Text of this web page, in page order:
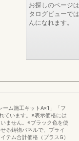
お探しのページ
タログビューで
んになれます。
ーム施工キットA×1」「フ
ています。※表示価格には
ません。※ブラック色を使
る鋳物パネルで、プライ
テム合計価格（プラスG）